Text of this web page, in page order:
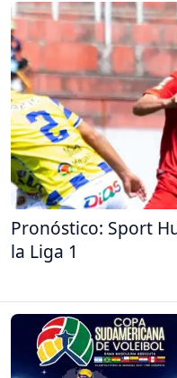
Pronóstico: Sport
la Liga 1